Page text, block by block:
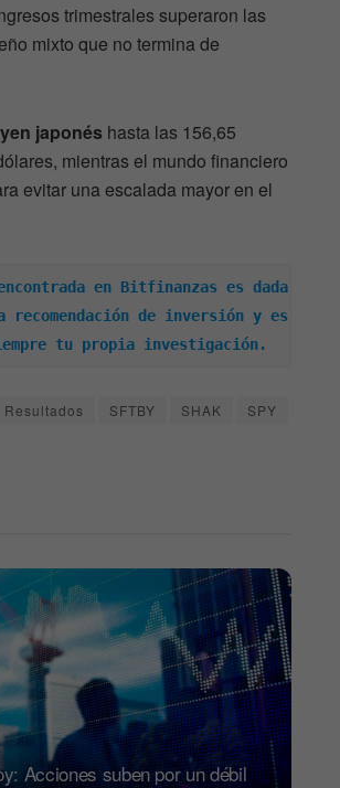
trimestrales superaron las
mixto que no termina de
japonés hasta las 156,65
mientras el mundo financiero
evitar una escalada mayor en el
en Bitfinanzas es dada
de inversión y es
tu propia investigación.
Resultados SFTBY SHAK
SPY
Acciones suben por un débil